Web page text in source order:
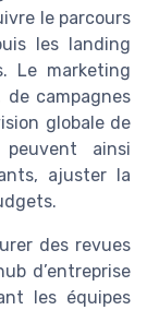
le parcours
les landing
Le marketing
campagnes
globale de
peuvent ainsi
ajuster la
des revues
d’entreprise
les équipes